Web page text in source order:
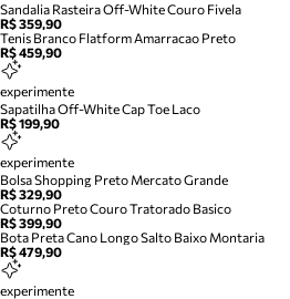
Sandalia Rasteira Off-White Couro Fivela
R$ 359,90
Tenis Branco Flatform Amarracao Preto
R$ 459,90
experimente
Sapatilha Off-White Cap Toe Laco
R$ 199,90
experimente
Bolsa Shopping Preto Mercato Grande
R$ 329,90
Coturno Preto Couro Tratorado Basico
R$ 399,90
Bota Preta Cano Longo Salto Baixo Montaria
R$ 479,90
experimente